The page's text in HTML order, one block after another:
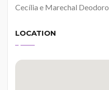
Cecília e Marechal Deodoro
LOCATION